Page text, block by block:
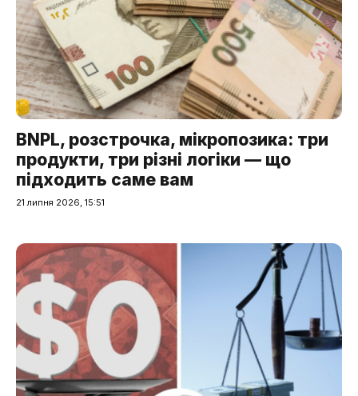
BNPL, розстрочка, мікропозика: три
продукти, три різні логіки — що
підходить саме вам
21 липня 2026, 15:51